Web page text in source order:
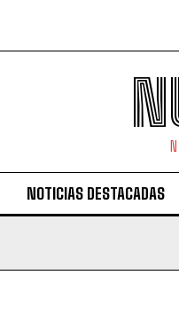
NOTICIAS DESTACADAS